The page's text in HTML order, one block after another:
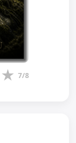
★ 7/8